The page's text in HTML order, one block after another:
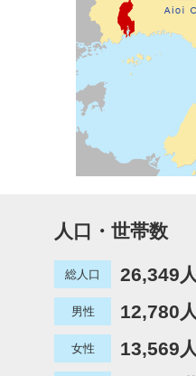
人口・世帯数
総人口 26,349人
男性 12,780人
女性
13,569人